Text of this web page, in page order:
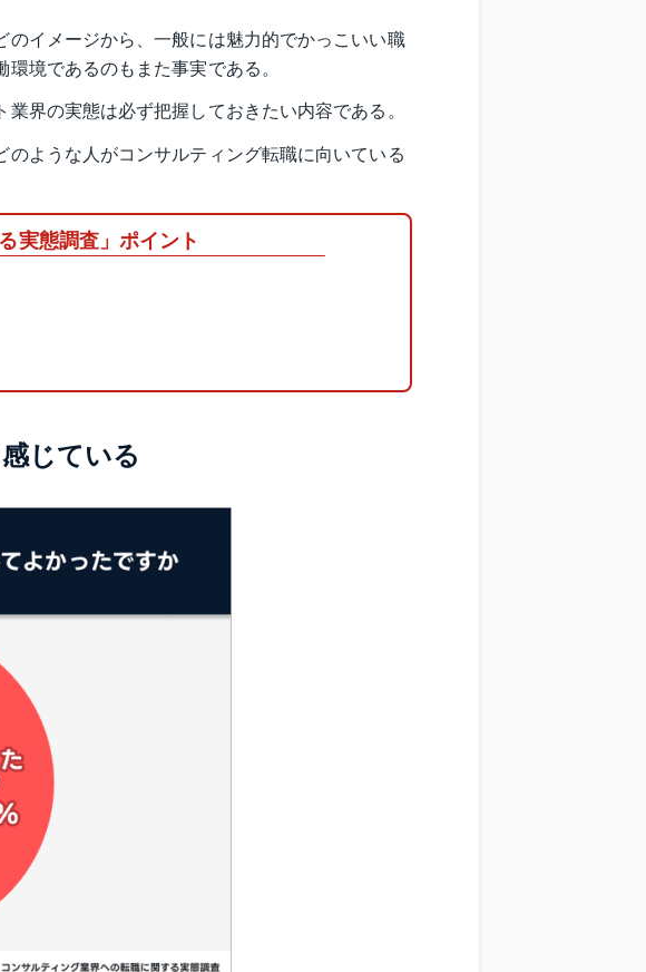
イメージから、一般には魅力的でかっこいい職
境であるのもまた事実である。
界の実態は必ず把握しておきたい内容である。
ような人がコンサルティング転職に向いている
実態調査」ポイント
じている